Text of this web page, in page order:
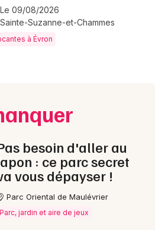
Le 09/08/2026
Sainte-Suzanne-et-Chammes
à Évron
besoin d'aller au
: ce parc secret
vous dépayser !
Parc Oriental de Maulévrier
Parc, jardin et aire de jeux